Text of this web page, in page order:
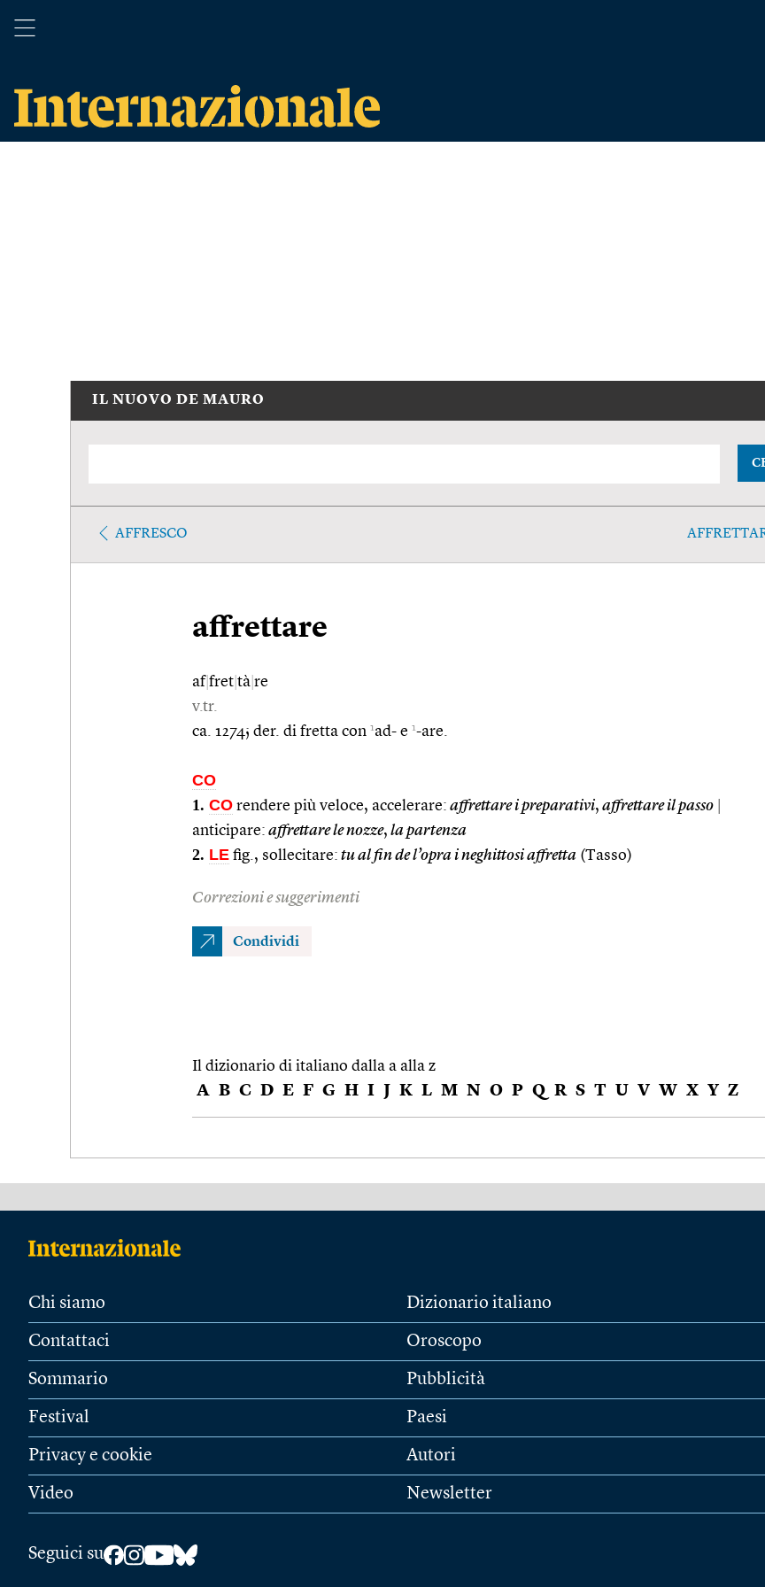
IL NUOVO DE MAURO
AFFRESCO
affrettare
af|fret tà re
v.tr.
ca. 1274; der. di fretta con 1ad- e 1-are.
CO
1. CO rendere più veloce, accelerare: affrettare i preparativi, affrettare il passo
anticipare: affrettare le nozze, la partenza
2. LE fig., sollecitare: tu al fin de l’opra i neghittosi affretta (Tasso)
Correzioni e suggerimenti
Condividi
Il dizionario di italiano dalla a alla z
A B C D E F G H I J K L M N O P Q R S T U V W X Y Z
Chi siamo
Contattaci
Sommario
Festival
Privacy e cookie
Video
Dizionario italiano
Oroscopo
Pubblicità
Paesi
Autori
Newsletter
Seguici su